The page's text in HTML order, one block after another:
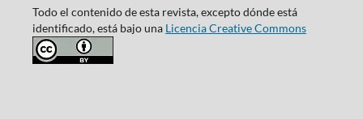
Todo el contenido de esta revista, excepto dónde está
identificado, está bajo una Licencia Creative Commons